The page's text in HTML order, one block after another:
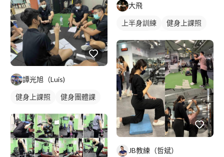
譚光旭（Luis)
健身上課照 健身團體課
大飛
上半身訓練
健身上課照
重訓教練
健身課程
重訓課程
手臂訓練
JB教練（哲斌）